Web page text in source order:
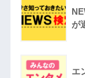
が
エ